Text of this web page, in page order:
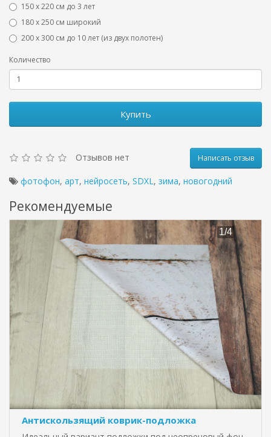
150 х 220 см до 3 лет
180 х 250 см широкий
200 х 300 см до 10 лет (из двух полотен)
Количество
Купить
Отзывов нет Написать отзыв
фотофон, арт, нейросеть, SDXL, зима, новогодний
Рекомендуемые
Антискользящий коврик-подложка